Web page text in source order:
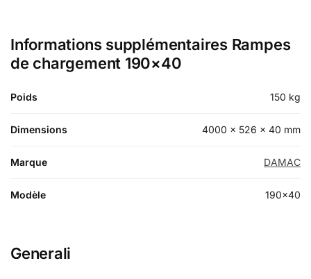
Informations supplémentaires Rampes
de chargement 190×40
Poids 150 kg
Dimensions 4000 × 526 × 40 mm
Marque DAMAC
Modèle 190×40
Generali